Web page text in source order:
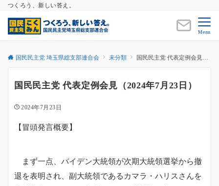
つくろう、新しい答え。
Menu
国民民主党 埼玉県総支部連合会 未分類 国民民主党 代表定例会見（2024年7月23日）
国民民主党 代表定例会見（2024年7月23日）
2024年7月23日
【冒頭発言概要】
まず一点、バイデン大統領が次期大統領選挙から撤
退を表明され、副大統領であるカマラ・ハリスさんを